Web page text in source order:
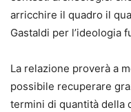
arricchire il quadro il
Gastaldi per l’ideologia
La relazione proverà a
possibile recuperare
termini di quantità della